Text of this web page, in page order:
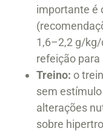
importante é
1,6–2,2 g/kg/
refeição para
Treino: o
sem
alterações
sobre